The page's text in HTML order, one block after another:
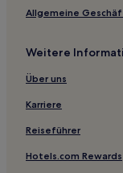
Allgemeine
Weitere
Über uns
Karriere
Reiseführer
Hotels.com Rewards